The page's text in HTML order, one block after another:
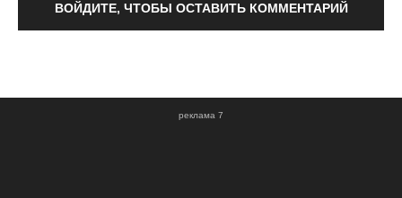
ВОЙДИТЕ, ЧТОБЫ ОСТАВИТЬ КОММЕНТАРИЙ
реклама 7